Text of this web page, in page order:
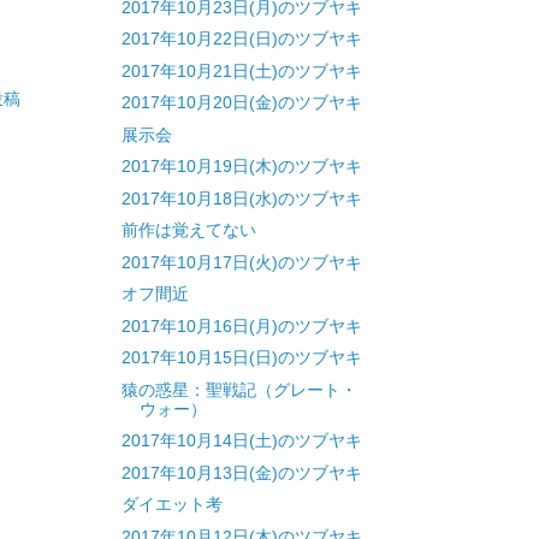
稿
2017年10月23日(月)のツブヤキ
2017年10月22日(日)のツブヤキ
2017年10月21日(土)のツブヤキ
2017年10月20日(金)のツブヤキ
展示会
2017年10月19日(木)のツブヤキ
2017年10月18日(水)のツブヤキ
前作は覚えてない
2017年10月17日(火)のツブヤキ
オフ間近
2017年10月16日(月)のツブヤキ
2017年10月15日(日)のツブヤキ
猿の惑星：聖戦記（グレート・
ウォー）
2017年10月14日(土)のツブヤキ
2017年10月13日(金)のツブヤキ
ダイエット考